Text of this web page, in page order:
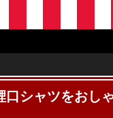
口シャツをおし